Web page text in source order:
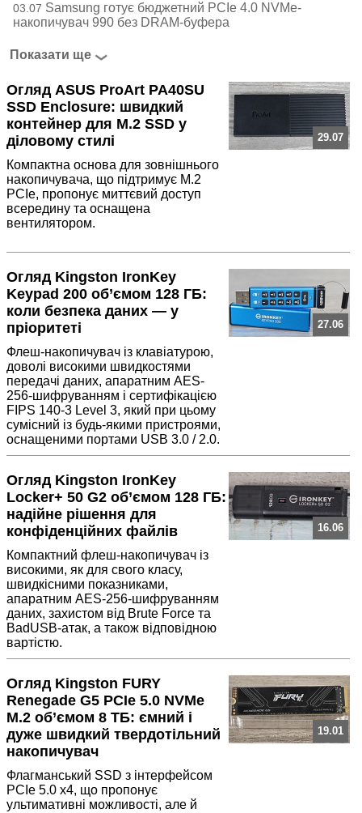
03.07 Samsung готує бюджетний PCIe 4.0 NVMe-
накопичувач 990 без DRAM-буфера
Показати ще
Огляд ASUS ProArt PA40SU
SSD Enclosure: швидкий
контейнер для M.2 SSD у
діловому стилі
Компактна основа для зовнішнього
накопичувача, що підтримує M.2
PCIe, пропонує миттєвий доступ
всередину та оснащена
вентилятором.
29.07
Огляд Kingston IronKey
Keypad 200 об’ємом 128 ГБ:
коли безпека даних — у
пріоритеті
Флеш-накопичувач із клавіатурою,
доволі високими швидкостями
передачі даних, апаратним AES-
256-шифруванням і сертифікацією
FIPS 140-3 Level 3, який при цьому
сумісний із будь-якими пристроями,
оснащеними портами USB 3.0 / 2.0.
27.06
Огляд Kingston IronKey
Locker+ 50 G2 об’ємом 128 ГБ:
надійне рішення для
конфіденційних файлів
Компактний флеш-накопичувач із
високими, як для свого класу,
швидкісними показниками,
апаратним AES-256-шифруванням
даних, захистом від Brute Force та
BadUSB-атак, а також відповідною
вартістю.
16.06
Огляд Kingston FURY
Renegade G5 PCIe 5.0 NVMe
M.2 об’ємом 8 ТБ: ємний і
дуже швидкий твердотільний
накопичувач
Флагманський SSD з інтерфейсом
PCIe 5.0 x4, що пропонує
ультимативні можливості, але й
19.01